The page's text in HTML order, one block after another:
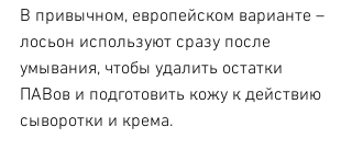
В привычном, европейском варианте –
лосьон используют сразу после
умывания, чтобы удалить остатки
ПАВов и подготовить кожу к действию
сыворотки и крема.